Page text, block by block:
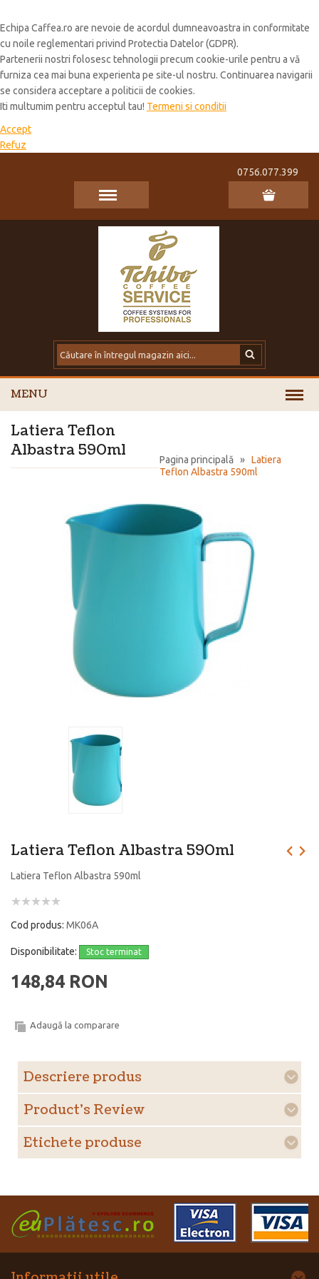
Echipa Caffea.ro are nevoie de acordul dumneavoastra in conformitate
cu noile reglementari privind Protectia Datelor (GDPR).
Partenerii nostri folosesc tehnologii precum cookie-urile pentru a vă
furniza cea mai buna experienta pe site-ul nostru. Continuarea navigarii
se considera acceptare a politicii de cookies.
Iti multumim pentru acceptul tau! Termeni si conditii
Accept
Refuz
0756.077.399
MENU
Pagina principală » Latiera
Teflon Albastra 590ml
Latiera Teflon
Albastra 590ml
Latiera Teflon Albastra 590ml
Latiera Teflon Albastra 590ml
Cod produs: MK06A
Disponibilitate: Stoc terminat
148,84 RON
Adaugă la comparare
Descriere produs
Product's Review
Etichete produse